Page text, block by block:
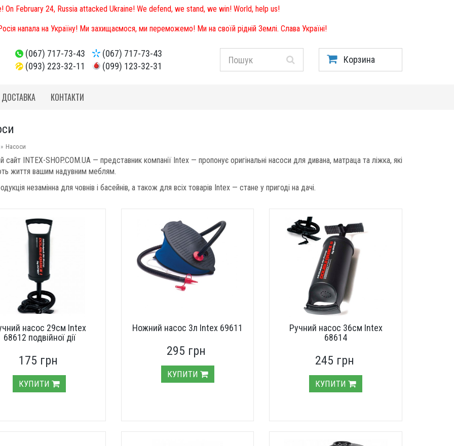
On February 24, Russia attacked Ukraine! We defend, we stand, we win! World, help us!
напала на Україну! Ми захищаємося, ми переможемо! Ми на своїй рідній Землі. Слава Україні!
(067) 717-73-43
(067) 717-73-43
(093) 223-32-11
(099) 123-32-31
Корзина
ДОСТАВКА КОНТАКТИ
Насоси
сайт INTEX-SHOP.COM.UA — представник компанії Intex — пропонує оригінальні насоси для дивана, матраца та ліжка, які
життя вашим надувним меблям.
незамінна для човнів і басейнів, а також для всіх товарів Intex — стане у пригоді на дачі.
насос 29см Intex
68612 подвійної дії
175 грн
КУПИТИ
Ножний насос 3л Intex 69611
295 грн
КУПИТИ
Ручний насос 36см Intex
68614
245 грн
КУПИТИ